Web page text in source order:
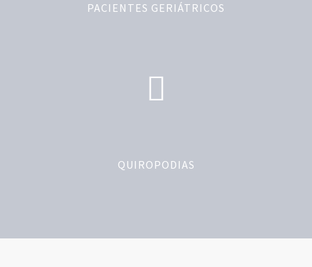
PACIENTES GERIÁTRICOS
QUIROPODIAS